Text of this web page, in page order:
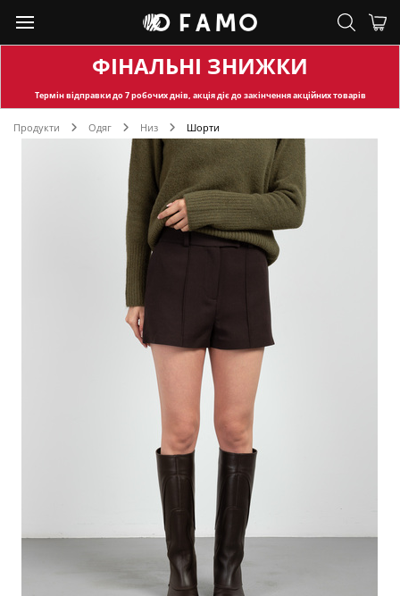
ФІНАЛЬНІ ЗНИЖКИ
Термін відправкидо 7 робочих днів, акція діє до закінчення акційних товарів
Продукти Одяг Низ Шорти